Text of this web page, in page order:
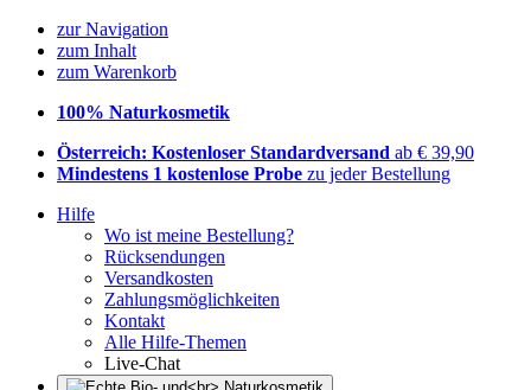
zur Navigation
zum Inhalt
zum Warenkorb
100% Naturkosmetik
Österreich: Kostenloser Standardversand ab € 39,90
Mindestens 1 kostenlose Probe zu jeder Bestellung
Hilfe
Wo ist meine Bestellung?
Rücksendungen
Versandkosten
Zahlungsmöglichkeiten
Kontakt
Alle Hilfe-Themen
Live-Chat